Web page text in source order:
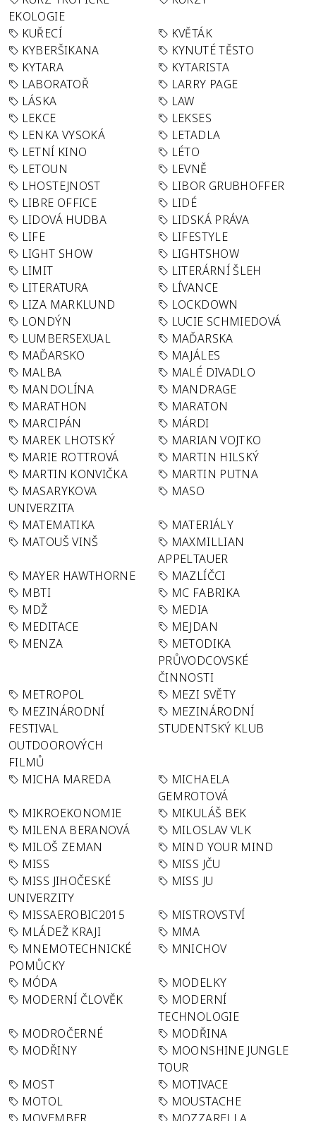
EKOLOGIE
KUŘECÍ
KVĚTÁK
KYBERŠIKANA
KYNUTÉ TĚSTO
KYTARA
KYTARISTA
LABORATOŘ
LARRY PAGE
LÁSKA
LAW
LEKCE
LEKSES
LENKA VYSOKÁ
LETADLA
LETNÍ KINO
LÉTO
LETOUN
LEVNĚ
LHOSTEJNOST
LIBOR GRUBHOFFER
LIBRE OFFICE
LIDÉ
LIDOVÁ HUDBA
LIDSKÁ PRÁVA
LIFE
LIFESTYLE
LIGHT SHOW
LIGHTSHOW
LIMIT
LITERÁRNÍ ŠLEH
LITERATURA
LÍVANCE
LIZA MARKLUND
LOCKDOWN
LONDÝN
LUCIE SCHMIEDOVÁ
LUMBERSEXUAL
MAĎARSKA
MAĎARSKO
MAJÁLES
MALBA
MALÉ DIVADLO
MANDOLÍNA
MANDRAGE
MARATHON
MARATON
MARCIPÁN
MÁRDI
MAREK LHOTSKÝ
MARIAN VOJTKO
MARIE ROTTROVÁ
MARTIN HILSKÝ
MARTIN KONVIČKA
MARTIN PUTNA
MASARYKOVA
UNIVERZITA
MASO
MATEMATIKA
MATERIÁLY
MATOUŠ VINŠ
MAXMILLIAN
APPELTAUER
MAYER HAWTHORNE
MAZLÍČCI
MBTI
MC FABRIKA
MDŽ
MEDIA
MEDITACE
MEJDAN
MENZA
METODIKA
PRŮVODCOVSKÉ
ČINNOSTI
METROPOL
MEZI SVĚTY
MEZINÁRODNÍ
FESTIVAL
OUTDOOROVÝCH
FILMŮ
MEZINÁRODNÍ
STUDENTSKÝ KLUB
MICHA MAREDA
MICHAELA
GEMROTOVÁ
MIKROEKONOMIE
MIKULÁŠ BEK
MILENA BERANOVÁ
MILOSLAV VLK
MILOŠ ZEMAN
MIND YOUR MIND
MISS
MISS JČU
MISS JIHOČESKÉ
UNIVERZITY
MISS JU
MISSAEROBIC2015
MISTROVSTVÍ
MLÁDEŽ KRAJI
MMA
MNEMOTECHNICKÉ
POMŮCKY
MNICHOV
MÓDA
MODELKY
MODERNÍ ČLOVĚK
MODERNÍ
TECHNOLOGIE
MODROČERNÉ
MODŘINA
MODŘINY
MOONSHINE JUNGLE
TOUR
MOST
MOTIVACE
MOTOL
MOUSTACHE